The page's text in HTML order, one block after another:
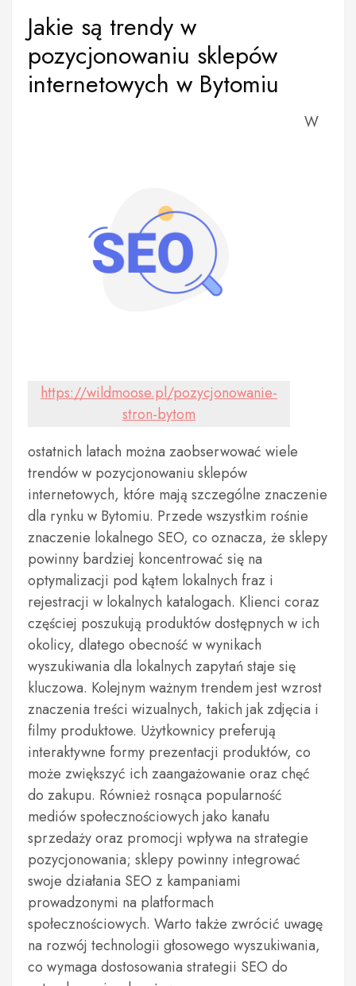
Jakie są trendy w
pozycjonowaniu sklepów
internetowych w Bytomiu
https://wildmoose.pl/pozycjonowanie-
stron-bytom
W
ostatnich latach można zaobserwować wiele
trendów w pozycjonowaniu sklepów
internetowych, które mają szczególne znaczenie
dla rynku w Bytomiu. Przede wszystkim rośnie
znaczenie lokalnego SEO, co oznacza, że sklepy
powinny bardziej koncentrować się na
optymalizacji pod kątem lokalnych fraz i
rejestracji w lokalnych katalogach. Klienci coraz
częściej poszukują produktów dostępnych w ich
okolicy, dlatego obecność w wynikach
wyszukiwania dla lokalnych zapytań staje się
kluczowa. Kolejnym ważnym trendem jest wzrost
znaczenia treści wizualnych, takich jak zdjęcia i
filmy produktowe. Użytkownicy preferują
interaktywne formy prezentacji produktów, co
może zwiększyć ich zaangażowanie oraz chęć
do zakupu. Również rosnąca popularność
mediów społecznościowych jako kanału
sprzedaży oraz promocji wpływa na strategie
pozycjonowania; sklepy powinny integrować
swoje działania SEO z kampaniami
prowadzonymi na platformach
społecznościowych. Warto także zwrócić uwagę
na rozwój technologii głosowego wyszukiwania,
co wymaga dostosowania strategii SEO do